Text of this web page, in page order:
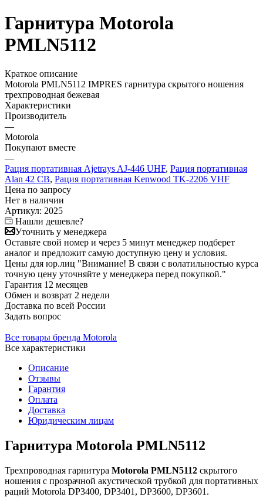
Гарнитура Motorola
PMLN5112
Краткое описание
Motorola PMLN5112 IMPRES гарнитура скрытого ношения
трехпроводная бежевая
Характеристики
Производитель
—
Motorola
Покупают вместе
—
Рация портативная Ajetrays AJ-446 UHF, Рация портативная
Alan 42 СВ, Рация портативная Kenwood TK-2206 VHF
Цена по запросу
Нет в наличии
Артикул: 2025
Нашли дешевле?
Уточнить у менеджера
Оставьте свой номер и через 5 минут менеджер подберет
аналог и предложит самую доступную цену и условия.
Цены для юр.лиц "Внимание! В связи с волатильностью курса
точную цену уточняйте у менеджера перед покупкой."
Гарантия 12 месяцев
Обмен и возврат 2 недели
Доставка по всей России
Задать вопрос
Все товары бренда Motorola
Все характеристики
Описание
Отзывы
Гарантия
Оплата
Доставка
Юридическим лицам
Гарнитура Motorola PMLN5112
Трехпроводная гарнитура Motorola PMLN5112 скрытого
ношения с прозрачной акустической трубкой для портативных
раций Motorola DP3400, DP3401, DP3600, DP3601.